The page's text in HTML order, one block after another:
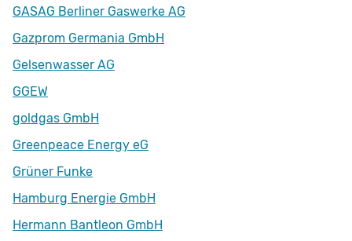
GASAG Berliner Gaswerke AG
Gazprom Germania GmbH
Gelsenwasser AG
GGEW
goldgas GmbH
Greenpeace Energy eG
Grüner Funke
Hamburg Energie GmbH
Hermann Bantleon GmbH